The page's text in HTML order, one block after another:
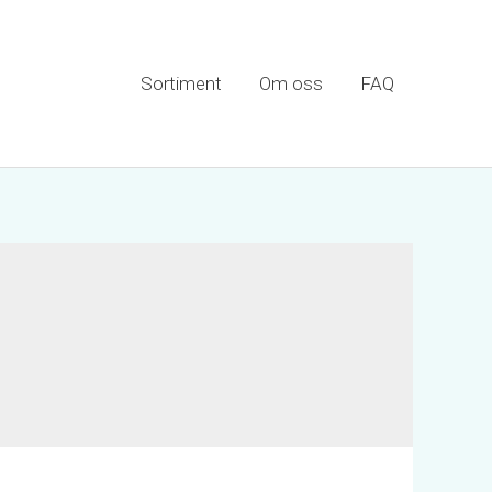
Sortiment Om oss FAQ